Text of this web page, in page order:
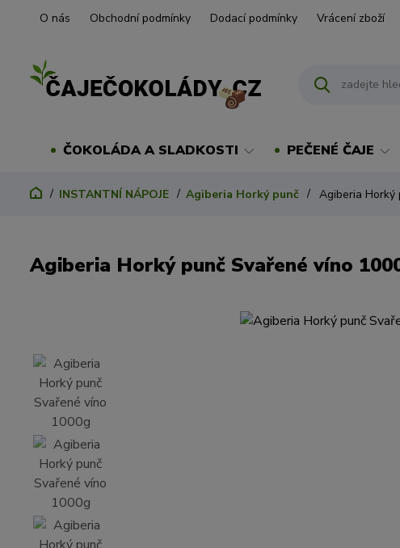
O nás Obchodní podmínky Dodací podmínky Vrácení zboží
ČOKOLÁDA A SLADKOSTI PEČENÉ ČAJE
INSTANTNÍ NÁPOJE Agiberia Horký punč Agiberia Horký
Agiberia Horký punč Svařené víno